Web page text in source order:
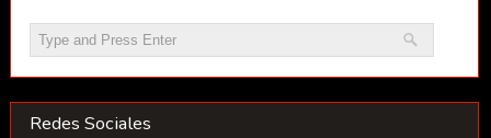
Redes Sociales